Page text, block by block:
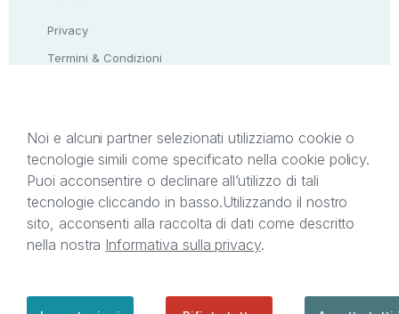
Privacy
Termini & Condizioni
Il presente sito web è di proprietà di StreetLib S.r.l.
C.F. e P.IVA 05338720963. StreetLib S.r.l. è
titolare di tutti i diritti di proprietà intellettuale
afferenti ai marchi, loghi e segni distintivi presenti
sul sito web. Si invita l’utente a prendere visione
support@streetlib.com
Noi e alcuni partner selezionati utilizziamo cookie o
tecnologie simili come specificato nella cookie policy.
Puoi acconsentire o declinare all’utilizzo di tali
tecnologie cliccando in basso.Utilizzando il nostro
sito, acconsenti alla raccolta di dati come descritto
nella nostra Informativa sulla privacy.